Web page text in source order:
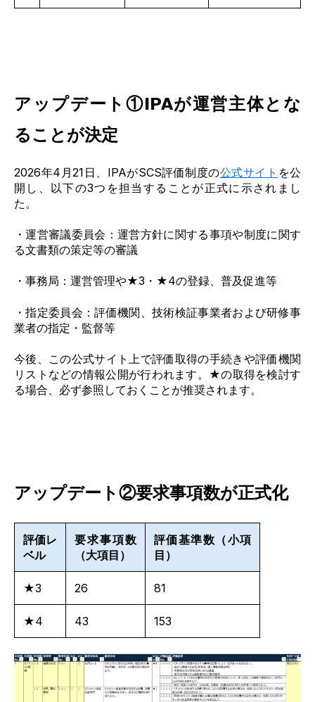
アップデート①IPAが運営主体とな
ることが決定
2026年4月21日 IPAがSCS評価制度の公式サイト を公
開し、以下の3つを担当することが正式に示されまし
た。
・運営審議委員会：運営方針に関する事項や制度に関す
る文書類の策定等の審議
・事務局：運営管理や★3・★4の登録、普及促進等
・指定委員会：評価機関、技術検証事業者および研修事
業者の指定・監督等
今後、この公式サイト上で評価取得の手続きや評価機関
リストなどの情報公開が行われます。★の取得を検討す
る場合、必ず参照しておくことが推奨されます。
アップデート②要求事項数が正式化
評価レ
ベル
要求事項数
（大項目）
評価基準数（小項
目）
★3 26 81
★4 43 153